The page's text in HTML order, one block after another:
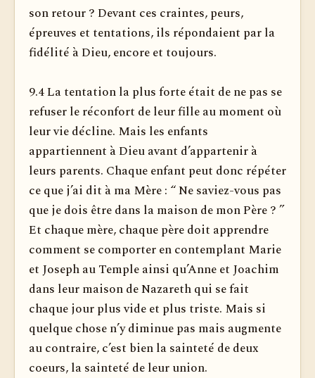
son retour ? Devant ces craintes, peurs,
épreuves et tentations, ils répondaient par la
fidélité à Dieu, encore et toujours.
9.4 La tentation la plus forte était de ne pas se
refuser le réconfort de leur fille au moment où
leur vie décline. Mais les enfants
appartiennent à Dieu avant d’appartenir à
leurs parents. Chaque enfant peut donc répéter
ce que j’ai dit à ma Mère : “ Ne saviez-vous pas
que je dois être dans la maison de mon Père ? ”
Et chaque mère, chaque père doit apprendre
comment se comporter en contemplant Marie
et Joseph au Temple ainsi qu’Anne et Joachim
dans leur maison de Nazareth qui se fait
chaque jour plus vide et plus triste. Mais si
quelque chose n’y diminue pas mais augmente
au contraire, c’est bien la sainteté de deux
coeurs, la sainteté de leur union.